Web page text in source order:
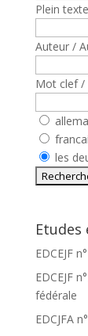
Plein
Auteur /
Mot clef /
les
Etudes
EDCEJF
EDCEJF
fédérale
EDCJFA